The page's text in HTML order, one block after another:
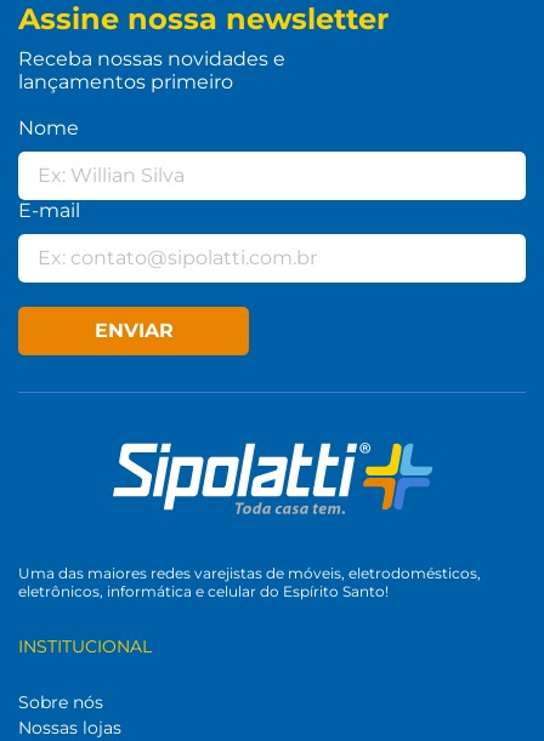
Assine nossa newsletter
Receba nossas novidades e
lançamentos primeiro
Nome
E-mail
ENVIAR
Uma das maiores redes varejistas de móveis, eletrodomésticos,
eletrônicos, informática e celular do Espírito Santo!
INSTITUCIONAL
Sobre nós
Nossas lojas